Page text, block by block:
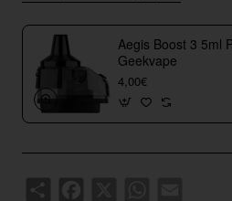
Aegis Boost 3 5ml
Geekvape
4,00€